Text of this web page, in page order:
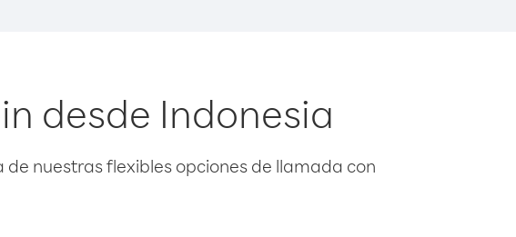
desde Indonesia
nuestras flexibles opciones de llamada con